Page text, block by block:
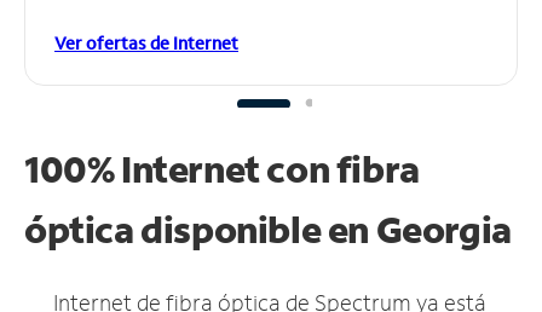
Ver ofertas de Internet
100% Internet con fibra
óptica disponible en Georgia
Internet de fibra óptica de Spectrum ya está